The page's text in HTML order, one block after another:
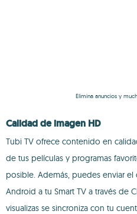
Elimina anuncios y
Calidad de imagen HD
Tubi TV ofrece contenido en
de tus películas y programas
posible. Además, puedes enviar
Android a tu Smart TV a través de
visualizas se sincroniza con tu